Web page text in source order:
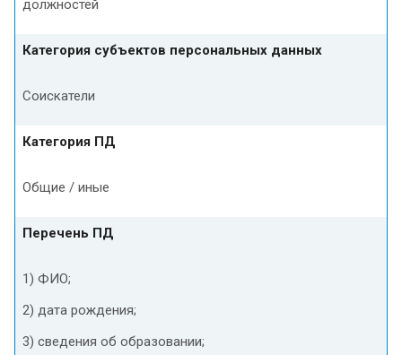
должностей
Категория субъектов персональных данных
Соискатели
Категория ПД
Общие / иные
Перечень ПД
1) ФИО;
2) дата рождения;
3) сведения об образовании;